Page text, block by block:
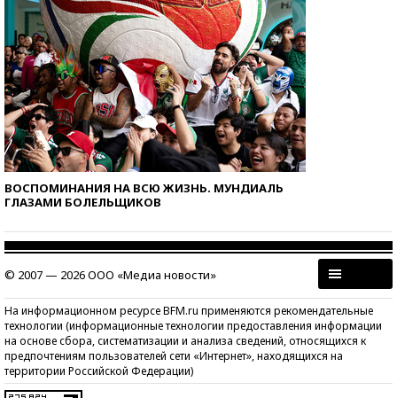
ВОСПОМИНАНИЯ НА ВСЮ ЖИЗНЬ. МУНДИАЛЬ
ГЛАЗАМИ БОЛЕЛЬЩИКОВ
© 2007 — 2026 ООО «Медиа новости»
На информационном ресурсе BFM.ru применяются рекомендательные
технологии (информационные технологии предоставления информации
на основе сбора, систематизации и анализа сведений, относящихся к
предпочтениям пользователей сети «Интернет», находящихся на
территории Российской Федерации)